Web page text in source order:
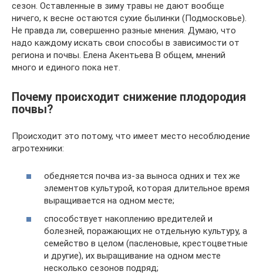
сезон. Оставленные в зиму травы не дают вообще
ничего, к весне остаются сухие былинки (Подмосковье).
Не правда ли, совершенно разные мнения. Думаю, что
надо каждому искать свои способы в зависимости от
региона и почвы. Елена Акентьева В общем, мнений
много и единого пока нет.
Почему происходит снижение плодородия
почвы?
Происходит это потому, что имеет место несоблюдение
агротехники:
обедняется почва из-за выноса одних и тех же
элементов культурой, которая длительное время
выращивается на одном месте;
способствует накоплению вредителей и
болезней, поражающих не отдельную культуру, а
семейство в целом (пасленовые, крестоцветные
и другие), их выращивание на одном месте
несколько сезонов подряд;